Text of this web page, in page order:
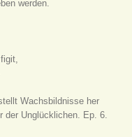
werden.
Wachsbildnisse her
der Unglücklichen. Ep. 6.